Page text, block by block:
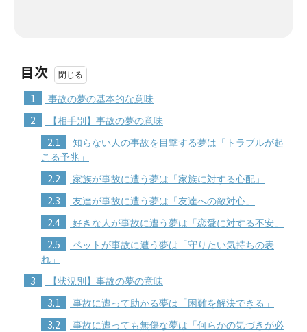
目次
1 事故の夢の基本的な意味
2 【相手別】事故の夢の意味
2.1
知らない人の事故を目撃する夢は「トラブルが起
こる予兆」
2.2 家族が事故に遭う夢は「家族に対する心配」
2.3 友達が事故に遭う夢は「友達への敵対心」
2.4 好きな人が事故に遭う夢は「恋愛に対する不安」
2.5
ペットが事故に遭う夢は「守りたい気持ちの表
れ」
3 【状況別】事故の夢の意味
3.1 事故に遭って助かる夢は「困難を解決できる」
3.2
事故に遭っても無傷な夢は「何らかの気づきが必